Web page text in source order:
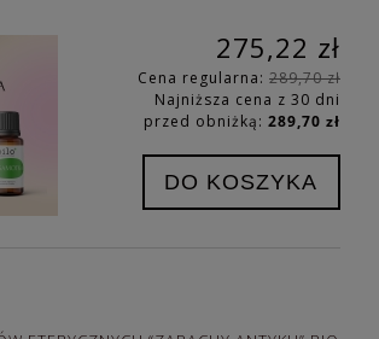
275,22 zł
Cena regularna: 289,70 zł
Najniższa cena z 30 dni
przed obniżką: 289,70 zł
DO KOSZYKA